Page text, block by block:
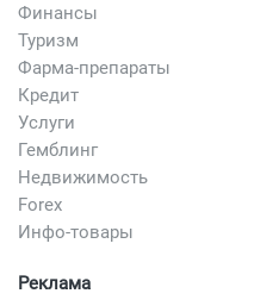
Финансы
Туризм
Фарма-препараты
Кредит
Услуги
Гемблинг
Недвижимость
Forex
Инфо-товары
Реклама